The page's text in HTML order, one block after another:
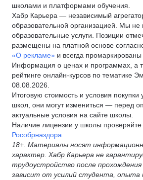
школами и платформами обучения.
Хабр Карьера — независимый
образовательной организацией. Мы не
образовательные услуги. Позиции
размещены на платной основе
«О рекламе» и всегда
Информация о ценах и программах, а
рейтинге онлайн-курсов по тематике
08.08.2026.
Итоговую стоимость и условия покупки
школ, они могут измениться — перед
актуальные условия на сайте школы.
Наличие лицензии у школы проверяйте
Рособрназдора
18+. Материалы носят
характер. Хабр Карьера не
трудоустройство после
зависит от усилий студента, опыта